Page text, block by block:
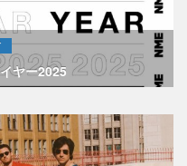
ヤー2025